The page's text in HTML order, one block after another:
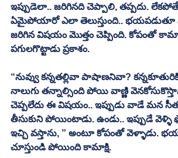
ఇప్పుడెలా.. జరిగినది చెప్పాలి, తప్పదు. లేకపోతే
ఏమైపోయారో ఎలా తెలుస్తుంది.. భయపడుతూ
జరిగిన విషయం మొత్తం చెప్పింది. కోపంతో
పగులగొట్టాడు ప్రకాశం.
“నువ్వు కన్నతల్లివా పాషాణనివా?
నాలుగు తన్నాల్సింది పోయి వాణ్ణి
చెప్పలేదు ఈ విషయం.. ఇప్పుడు వాడే మన
తీసుకుని పోయింటాడు. ఉండు.. ఇప్పుడే వెళ్ళి
ఇచ్చి వస్తాను, ” అంటూ కోపంతో
చూస్తుండి పోయింది కామాక్షి.